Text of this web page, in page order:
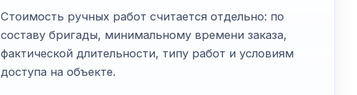
Стоимость ручных работ считается отдельно: по
составу бригады, минимальному времени заказа,
фактической длительности, типу работ и условиям
доступа на объекте.